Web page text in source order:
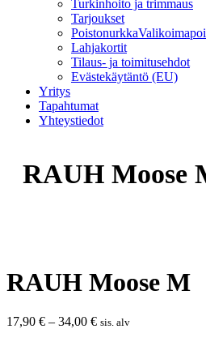
Turkinhoito ja trimmaus
Tarjoukset
Poistonurkka
Lahjakortit
Tilaus- ja toimitusehdot
Evästekäytäntö (EU)
Yritys
Tapahtumat
Yhteystiedot
RAUH Moose
RAUH Moose M
17,90 € – 34,00 €Hintaluokka:
sis. alv